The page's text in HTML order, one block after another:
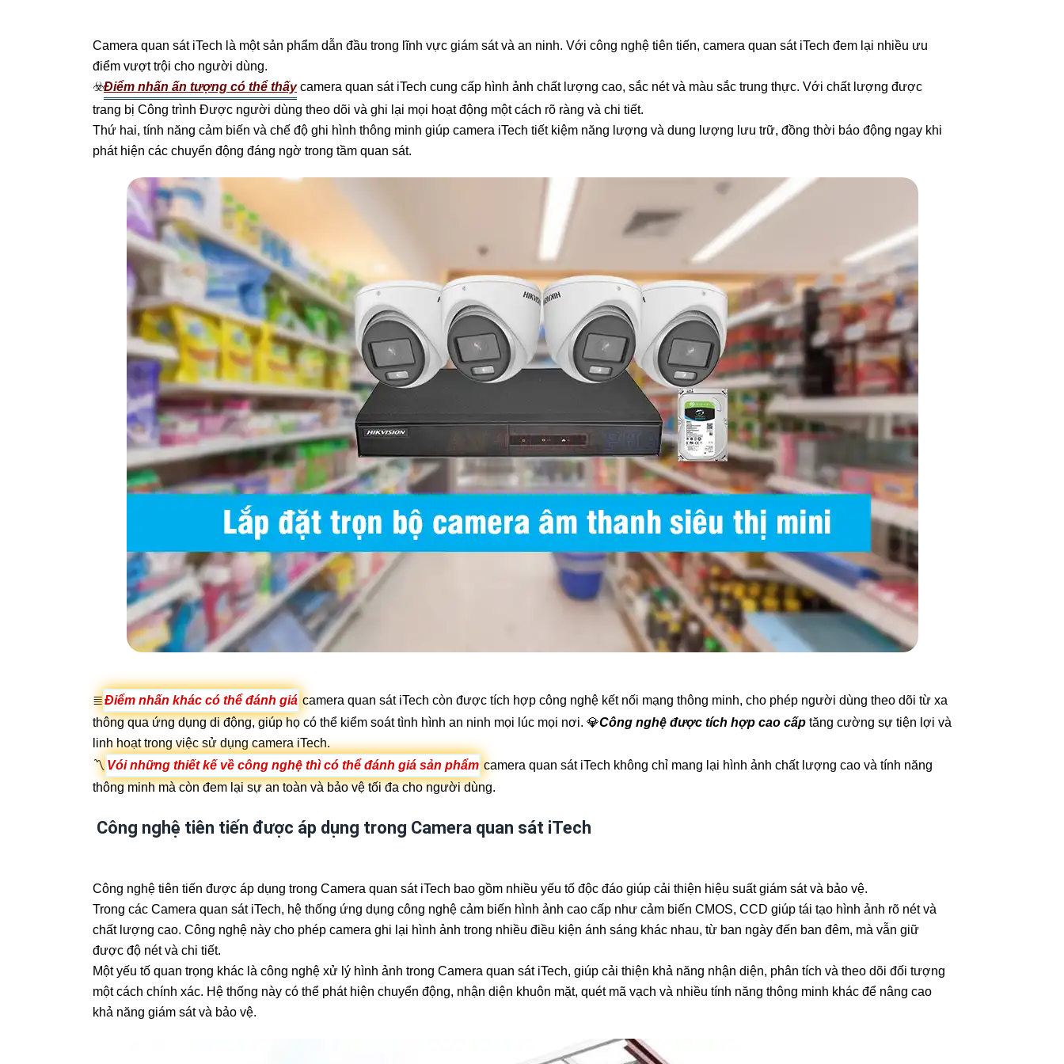
Camera quan sát iTech là một sản phẩm dẫn đầu trong lĩnh vực giám sát và an ninh. Với công nghệ tiên tiến, camera quan sát iTech đem lại nhiều ưu
điểm vượt trội cho người dùng.
☣️Điểm nhấn ấn tượng có thể thấycamera quan sát iTech cung cấp hình ảnh chất lượng cao, sắc nét và màu sắc trung thực. Với chất lượng được
trang bị Công trình Được người dùng theo dõi và ghi lại mọi hoạt động một cách rõ ràng và chi tiết.
Thứ hai, tính năng cảm biến và chế độ ghi hình thông minh giúp camera iTech tiết kiệm năng lượng và dung lượng lưu trữ, đồng thời báo động ngay khi
phát hiện các chuyển động đáng ngờ trong tầm quan sát.
≣Điểm nhấn khác có thể đánh giá camera quan sát iTech còn được tích hợp công nghệ kết nối mạng thông minh, cho phép người dùng theo dõi từ xa
thông qua ứng dụng di động, giúp họ có thể kiểm soát tình hình an ninh mọi lúc mọi nơi. 💎Công nghệ được tích hợp cao cấp tăng cường sự tiện lợi và
linh hoạt trong việc sử dụng camera iTech.
〽 Vói những thiết kế về công nghệ thì có thể đánh giá sản phẩm camera quan sát iTech không chỉ mang lại hình ảnh chất lượng cao và tính năng
thông minh mà còn đem lại sự an toàn và bảo vệ tối đa cho người dùng.
Công nghệ tiên tiến được áp dụng trong Camera quan sát iTech
Công nghệ tiên tiến được áp dụng trong Camera quan sát iTech bao gồm nhiều yếu tố độc đáo giúp cải thiện hiệu suất giám sát và bảo vệ.
Trong các Camera quan sát iTech, hệ thống ứng dụng công nghệ cảm biến hình ảnh cao cấp như cảm biến CMOS, CCD giúp tái tạo hình ảnh rõ nét và
chất lượng cao. Công nghệ này cho phép camera ghi lại hình ảnh trong nhiều điều kiện ánh sáng khác nhau, từ ban ngày đến ban đêm, mà vẫn giữ
được độ nét và chi tiết.
Một yếu tố quan trọng khác là công nghệ xử lý hình ảnh trong Camera quan sát iTech, giúp cải thiện khả năng nhận diện, phân tích và theo dõi đối tượng
một cách chính xác. Hệ thống này có thể phát hiện chuyển động, nhận diện khuôn mặt, quét mã vạch và nhiều tính năng thông minh khác để nâng cao
khả năng giám sát và bảo vệ.